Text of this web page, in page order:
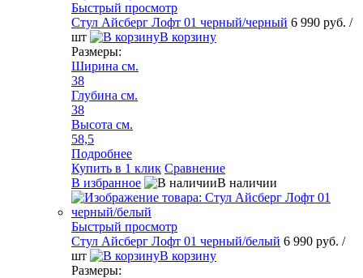
Быстрый просмотр
Стул Айсберг Лофт 01 черный/черный 6 990 руб. /
шт
В корзину
Размеры:
Ширина см.
38
Глубина см.
38
Высота см.
58,5
Подробнее
Купить в 1 клик Сравнение
В избранное
В наличии
Быстрый просмотр
Стул Айсберг Лофт 01 черный/белый 6 990 руб. /
шт
В корзину
Размеры: